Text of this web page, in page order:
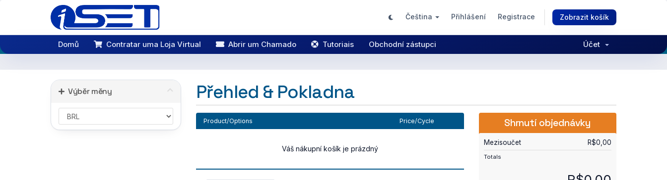
Čeština Přihlášení Registrace Zobrazit košík
Domů Contratar uma Loja Virtual Abrir um Chamado Tutoriais Obchodní zástupci Účet
Výběr měny Přehled & Pokladna
Product/Options Price/Cycle
Váš nákupní košík je prázdný
Shrnutí objednávky
Mezisoučet R$0,00
Totals